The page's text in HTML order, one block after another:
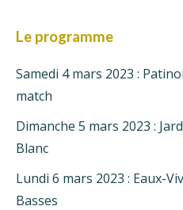
Le programme
Samedi 4 mars 2023 :
match
Dimanche 5 mars 2023 :
Blanc
Lundi 6 mars 2023 : Eaux-
Basses